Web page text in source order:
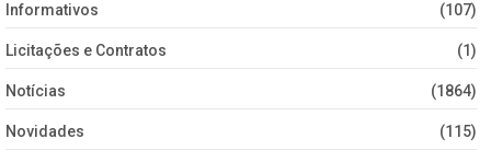
Informativos (107)
Licitações e Contratos (1)
Notícias (1864)
Novidades (115)